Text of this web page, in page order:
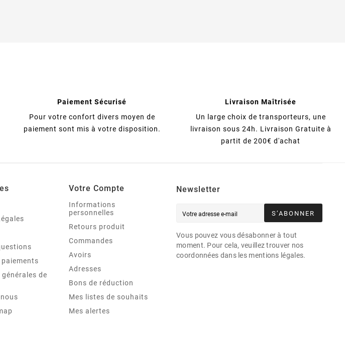
Paiement Sécurisé
Pour votre confort divers moyen de
paiement sont mis à votre disposition.
Livraison Maîtrisée
Un large choix de transporteurs, une
livraison sous 24h. Livraison Gratuite à
partit de 200€ d'achat
paiements
de
Votre Compte
Informations
personnelles
Retours produit
Commandes
Avoirs
Adresses
Bons de réduction
Mes listes de souhaits
Mes alertes
Newsletter
S’ABONNER
Vous pouvez vous désabonner à tout
moment. Pour cela, veuillez trouver nos
coordonnées dans les mentions légales.